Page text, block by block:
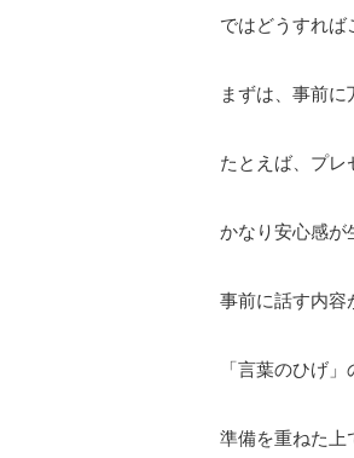
ではどうすれば
まずは、事前に
たとえば、プレ
かなり安心感が
事前に話す内容
「言葉のひげ
準備を重ねた上